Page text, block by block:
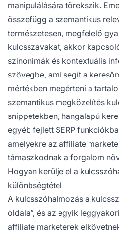
manipulálására törekszik.
összefügg a szemantikus
természetesen, megfelelő
kulcsszavakat, akkor
szinonimák és kontextuális
szövegbe, ami segít a
mértékben megérteni a
szemantikus megközelítés
snippetekben, hangalapú
egyéb fejlett SERP
amelyekre az affiliate
támaszkodnak a forgalom
Hogyan kerülje el a
különbségtétel
A kulcsszóhalmozás a
oldala”, és az egyik
affiliate marketerek